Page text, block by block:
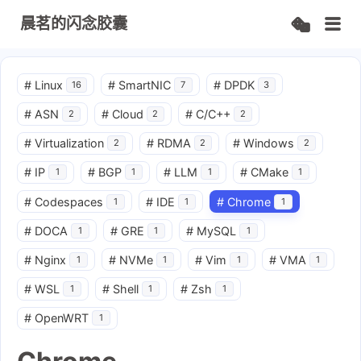
晨茗的闪念胶囊
# Linux 16 # SmartNIC 7 # DPDK 3
# ASN 2 # Cloud 2 # C/C++ 2
# Virtualization 2 # RDMA 2 # Windows 2
# IP 1 # BGP 1 # LLM 1 # CMake 1
# Codespaces 1 # IDE 1 # Chrome 1
# DOCA 1 # GRE 1 # MySQL 1
# Nginx 1 # NVMe 1 # Vim 1 # VMA 1
# WSL 1 # Shell 1 # Zsh 1
# OpenWRT 1